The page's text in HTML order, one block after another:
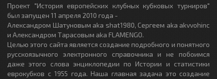
Проект "История европейских клубных кубковых турниров"
был запущен 11 апреля 2010 года -
Александром Шатуновым aka shat1980, Сергеем aka akvvohinc
и Александром Тарасовым aka FLAMENGO.
Целью этого сайта является создание подробного и понятного
русскоязычного электронного справочника и не побоимся
даже этого слова энциклопедии по Истории и статистики
еврокубков с 1955 года. Наша главная задача это создание